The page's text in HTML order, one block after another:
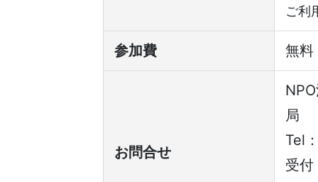
ご利
参加費 無料
お問合せ
局
Tel
受